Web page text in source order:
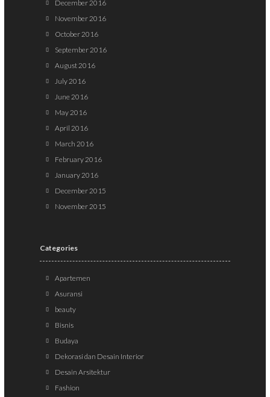
December 2016
November 2016
October 2016
September 2016
August 2016
July 2016
June 2016
May 2016
April 2016
March 2016
February 2016
January 2016
December 2015
November 2015
Categories
Apartemen
Asuransi
beauty
Bisnis
Budaya
Dekorasi dan Desain Interior
Desain Arsitektur
Fashion